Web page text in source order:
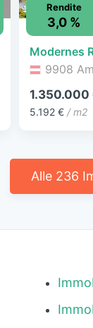
Rendite
3,0 %
Modernes
9908
1.350.000
5.192 €/ m2
Alle 236